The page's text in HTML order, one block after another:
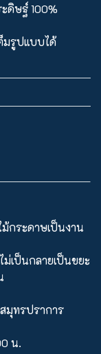
ดิษฐ์ 100%
มรูปแบบได้
กระดาษเป็นงาน
เป็นกลายเป็นขยะ
มุทรปราการ
น.